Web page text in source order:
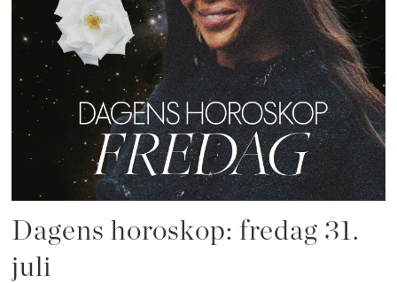
Dagens horoskop: fredag 31.
juli